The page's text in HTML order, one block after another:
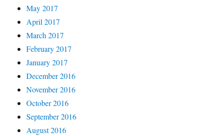
May 2017
April 2017
March 2017
February 2017
January 2017
December 2016
November 2016
October 2016
September 2016
August 2016